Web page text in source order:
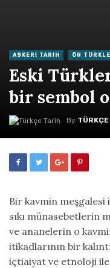
ASKERI TARIH ÖN
Eski
bir sembol
By
Bir kavmin meşgalesi
sıkı münasebetlerin
ve ananelerin o
itikadlarının bir
içtiaiyat ve etnoloji